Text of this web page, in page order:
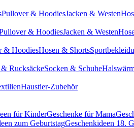
Pullover & HoodiesJacken & Westen
& HoodiesJacken & Westen
& HoodiesHosen & Shorts
& RucksäckeSocken & Schuhe
Haustier-Zubehör
für KinderGeschenke für Mama
zum GeburtstagGeschenkideen 18.